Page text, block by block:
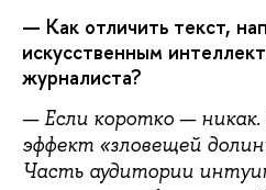
— Как отличить текст,
искусственным
журналиста?
— Если коротко —
эффект «зловещей
Часть аудитории